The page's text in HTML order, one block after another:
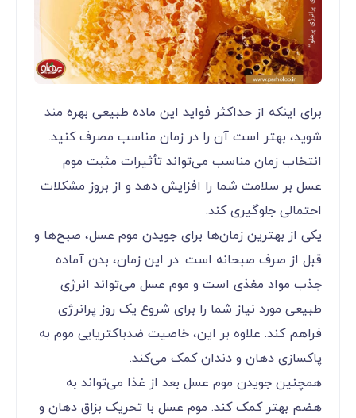
برای اینکه از حداکثر فواید این ماده طبیعی بهره مند
شوید، بهتر است آن را در زمان مناسب مصرف کنید.
انتخاب زمان مناسب می‌تواند تأثیرات مثبت موم
عسل بر سلامت شما را افزایش دهد و از بروز مشکلات
احتمالی جلوگیری کند.
یکی از بهترین زمان‌ها برای جویدن موم عسل، صبح‌ها و
قبل از صرف صبحانه است. در این زمان، بدن آماده
جذب مواد مغذی است و موم عسل می‌تواند انرژی
طبیعی مورد نیاز شما را برای شروع یک روز پرانرژی
فراهم کند. علاوه بر این، خاصیت ضدباکتریایی موم به
پاکسازی دهان و دندان کمک می‌کند.
همچنین جویدن موم عسل بعد از غذا می‌تواند به
هضم بهتر کمک کند. موم عسل با تحریک بزاق دهان و